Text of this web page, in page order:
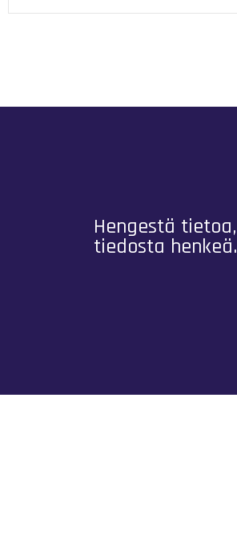
Hengestä tietoa,
tiedosta henkeä.